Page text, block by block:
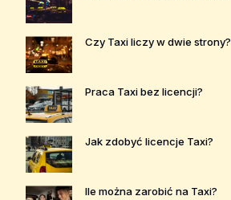
Czy Taxi liczy w dwie strony?
Praca Taxi bez licencji?
Jak zdobyć licencje Taxi?
Ile można zarobić na Taxi?